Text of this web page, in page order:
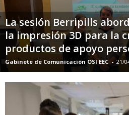
La sesión Berripills
la impresión 3D para la
productos de apoyo
Gabinete de Comunicación OSI EEC - 21/